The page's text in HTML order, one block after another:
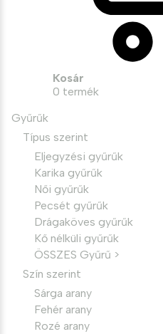
Kosár
0 termék
Gyűrűk
Típus szerint
Eljegyzési gyűrűk
Karika gyűrűk
Női gyűrűk
Pecsét gyűrűk
Drágaköves gyűrűk
Kő nélküli gyűrűk
ÖSSZES Gyűrű >
Szín szerint
Sárga arany
Fehér arany
Rozé arany